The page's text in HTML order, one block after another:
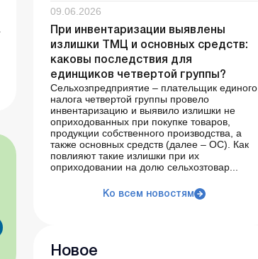
09.06.2026
При инвентаризации выявлены
излишки ТМЦ и основных средств:
каковы последствия для
единщиков четвертой группы?
Сельхозпредприятие – плательщик единого
налога четвертой группы провело
инвентаризацию и выявило излишки не
оприходованных при покупке товаров,
продукции собственного производства, а
также основных средств (далее – ОС). Как
повлияют такие излишки при их
оприходовании на долю сельхозтовар...
Ко всем новостям
Новое